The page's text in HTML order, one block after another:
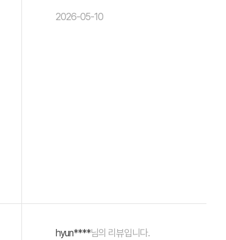
2026-05-10
hyun****님의 리뷰입니다.